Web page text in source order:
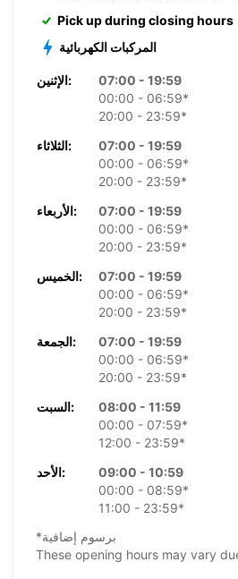
Pick up during closing hours
المركبات الكهربائية
الإثنين:
07:00 - 19:59
00:00 - 06:59*
20:00 - 23:59*
الثلاثاء:
07:00 - 19:59
00:00 - 06:59*
20:00 - 23:59*
الأربعاء:
07:00 - 19:59
00:00 - 06:59*
20:00 - 23:59*
الخميس:
07:00 - 19:59
00:00 - 06:59*
20:00 - 23:59*
الجمعة:
07:00 - 19:59
00:00 - 06:59*
20:00 - 23:59*
السبت:
08:00 - 11:59
00:00 - 07:59*
12:00 - 23:59*
الأحد:
09:00 - 10:59
00:00 - 08:59*
11:00 - 23:59*
*برسوم إضافية
These opening hours may vary